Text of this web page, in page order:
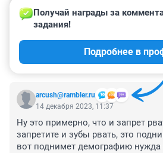
14 декабря 2023, 16:08
А почему женщины молчат??? Кто
что и как и где делать,а в ответ
тишина....все что происходит вы
допустили!!@
arcush@rambler.ru
Получай награды за
задания!
Подробнее в
14 декабря 2023, 11:37
Ну это примерно, что и запрет
запретите и зубы рвать, это
вот поднимет демографию нужда